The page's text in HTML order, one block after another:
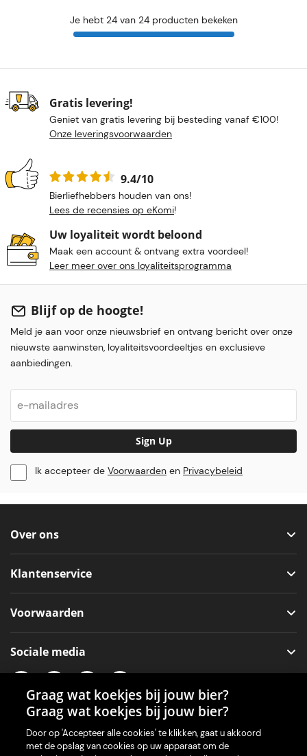
Je hebt 24 van 24 producten bekeken
Gratis levering!
Geniet van gratis levering bij besteding vanaf €100!
Onze leveringsvoorwaarden
9.4/10
Bierliefhebbers houden van ons!
Lees de recensies op eKomi!
Uw loyaliteit wordt beloond
Maak een account & ontvang extra voordeel!
Leer meer over ons loyaliteitsprogramma
Blijf op de hoogte!
Meld je aan voor onze nieuwsbrief en ontvang bericht over onze
nieuwste aanwinsten, loyaliteitsvoordeeltjes en exclusieve
aanbiedingen.
Sign Up
Ik accepteer de Voorwaarden en Privacybeleid
Over ons
Klantenservice
Voorwaarden
Sociale media
Onze app voor je machine
Graag wat koekjes bij jouw bier?
Graag wat koekjes bij jouw bier?
Door op 'Accepteer alle cookies' te klikken, gaat u akkoord
met de opslag van cookies op uw apparaat om de